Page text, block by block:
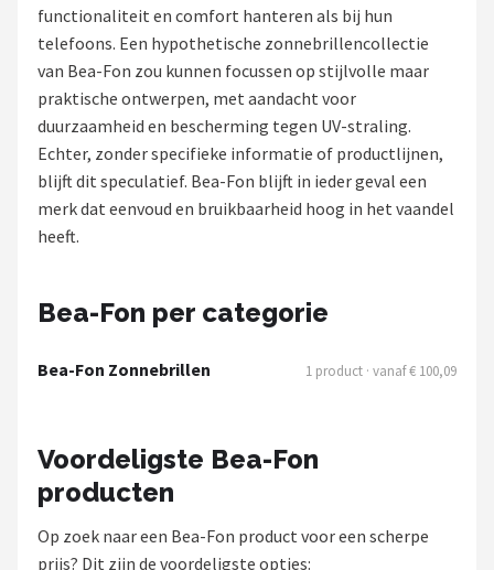
POPULAIRE MERKEN
Kingseven
Sinner
Fako Fashion®
Guess
Fako Sunglasses®
Serengeti
functionaliteit en comfort hanteren als bij hun
telefoons. Een hypothetische zonnebrillencollectie
van Bea-Fon zou kunnen focussen op stijlvolle maar
praktische ontwerpen, met aandacht voor
duurzaamheid en bescherming tegen UV-straling.
Echter, zonder specifieke informatie of productlijnen,
blijft dit speculatief. Bea-Fon blijft in ieder geval een
merk dat eenvoud en bruikbaarheid hoog in het vaandel
heeft.
Bea-Fon per categorie
Bea-Fon Zonnebrillen 1 product · vanaf € 100,09
Voordeligste Bea-Fon
producten
Op zoek naar een Bea-Fon product voor een scherpe
prijs? Dit zijn de voordeligste opties: